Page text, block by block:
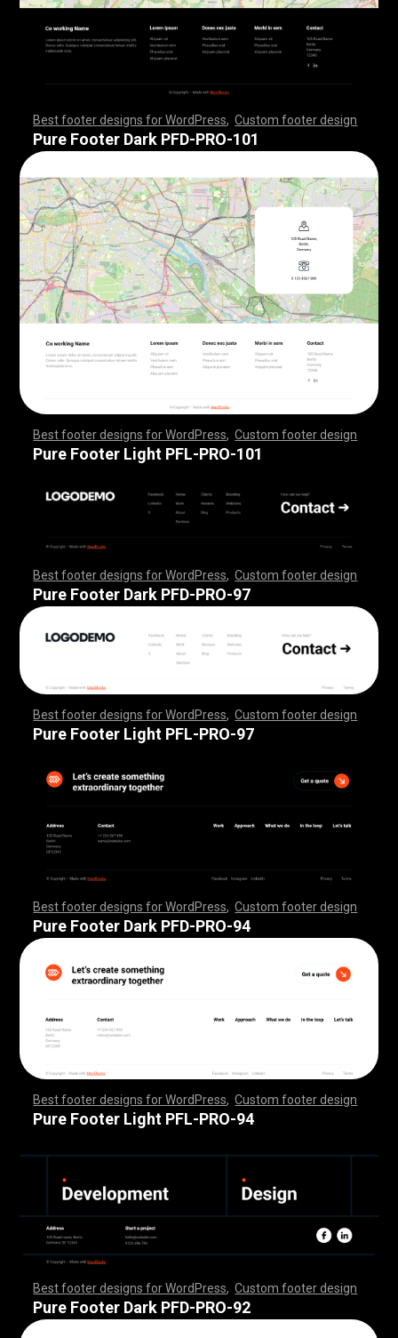
Best footer designs for WordPress ,Custom footer design
,,,,,,,,,,,,,,,,,,,,,,,,,,,,,,,,,,,,, ,,,,,,,,,,,,,,,,,,,,,,,,
,,,,,,,,,,,,,,,,,,,,,,,,,,,,,,,,,,,,, ,,,,,,,,,,,,,,,,,,,,,,,,
,,,,,,,,
Pure Footer Dark PFD-PRO-101
Best footer designs for WordPress ,Custom footer design
,,,,,,,,,,,,,,,,,,,,,,,,,,,,,,,,,,,,, ,,,,,,,,,,,,,,,,,,,,,,,,
,,,,,,,,,,,,,,,,,,,,,,,,,,,,,,,,,,,,, ,,,,,,,,,,,,,,,,,,,,,,,,
,,,,,,,,
Pure Footer Light PFL-PRO-101
Best footer designs for WordPress ,Custom footer design
,,,,,,,,,,,,,,,,,,,,,,,,,,,,,,,,,,,,, ,,,,,,,,,,,,,,,,,,,,,,,,
,,,,,,,,,,,,,,,,,,,,,,,,,,,,,,,,,,,,, ,,,,,,,,,,,,,,,,,,,,,,,,
,,,,,,,,
Pure Footer Dark PFD-PRO-97
Best footer designs for WordPress ,Custom footer design
,,,,,,,,,,,,,,,,,,,,,,,,,,,,,,,,,,,,, ,,,,,,,,,,,,,,,,,,,,,,,,
,,,,,,,,,,,,,,,,,,,,,,,,,,,,,,,,,,,,, ,,,,,,,,,,,,,,,,,,,,,,,,
,,,,,,,,
Pure Footer Light PFL-PRO-97
Best footer designs for WordPress ,Custom footer design
,,,,,,,,,,,,,,,,,,,,,,,,,,,,,,,,,,,,, ,,,,,,,,,,,,,,,,,,,,,,,,
,,,,,,,,,,,,,,,,,,,,,,,,,,,,,,,,,,,,, ,,,,,,,,,,,,,,,,,,,,,,,,
,,,,,,,,
Pure Footer Dark PFD-PRO-94
Best footer designs for WordPress ,Custom footer design
,,,,,,,,,,,,,,,,,,,,,,,,,,,,,,,,,,,,, ,,,,,,,,,,,,,,,,,,,,,,,,
,,,,,,,,,,,,,,,,,,,,,,,,,,,,,,,,,,,,, ,,,,,,,,,,,,,,,,,,,,,,,,
,,,,,,,,
Pure Footer Light PFL-PRO-94
Best footer designs for WordPress ,Custom footer design
,,,,,,,,,,,,,,,,,,,,,,,,,,,,,,,,,,,,, ,,,,,,,,,,,,,,,,,,,,,,,,
,,,,,,,,,,,,,,,,,,,,,,,,,,,,,,,,,,,,, ,,,,,,,,,,,,,,,,,,,,,,,,
,,,,,,,,
Pure Footer Dark PFD-PRO-92